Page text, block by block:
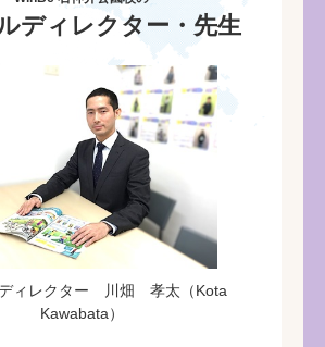
ディレクター・先生
ディレクター 川畑 孝太（Kota
Kawabata）